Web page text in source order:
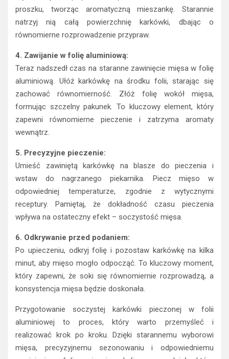
proszku, tworząc aromatyczną mieszankę. Starannie
natrzyj nią całą powierzchnię karkówki, dbając o
równomierne rozprowadzenie przypraw.
4. Zawijanie w folię aluminiową:
Teraz nadszedł czas na staranne zawinięcie mięsa w folię
aluminiową. Ułóż karkówkę na środku folii, starając się
zachować równomierność. Złóż folię wokół mięsa,
formując szczelny pakunek. To kluczowy element, który
zapewni równomierne pieczenie i zatrzyma aromaty
wewnątrz.
5. Precyzyjne pieczenie:
Umieść zawiniętą karkówkę na blasze do pieczenia i
wstaw do nagrzanego piekarnika. Piecz mięso w
odpowiedniej temperaturze, zgodnie z wytycznymi
receptury. Pamiętaj, że dokładność czasu pieczenia
wpływa na ostateczny efekt – soczystość mięsa.
6. Odkrywanie przed podaniem:
Po upieczeniu, odkryj folię i pozostaw karkówkę na kilka
minut, aby mięso mogło odpocząć. To kluczowy moment,
który zapewni, że soki się równomiernie rozprowadzą, a
konsystencja mięsa będzie doskonała.
Przygotowanie soczystej karkówki pieczonej w folii
aluminiowej to proces, który warto przemyśleć i
realizować krok po kroku. Dzięki starannemu wyborowi
mięsa, precyzyjnemu sezonowaniu i odpowiedniemu